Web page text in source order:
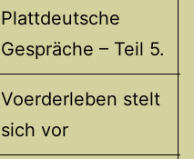
Plattdeutsche
Gespräche – Teil 5.
Voerderleben stelt
sich vor